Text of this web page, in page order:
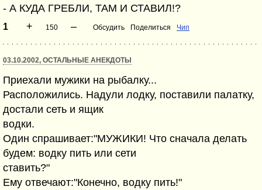
- А КУДА ГРЕБЛИ, ТАМ И СТАВИЛ!?
1 + 150 – Обсудить Поделиться Чип
03.10.2002, ОСТАЛЬНЫЕ АНЕКДОТЫ
Приехали мужики на рыбалку...
Расположились. Надули лодку, поставили палатку,
достали сеть и ящик
водки.
Один спрашивает:"МУЖИКИ! Что сначала делать
будем: водку пить или сети
ставить?"
Ему отвечают:"Конечно, водку пить!"